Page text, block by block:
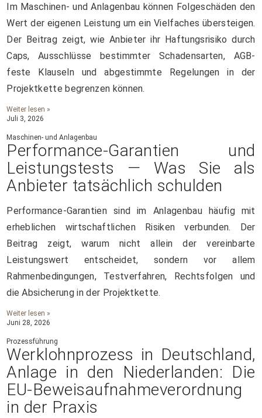
Im Maschinen- und Anlagenbau können Folgeschäden den
Wert der eigenen Leistung um ein Vielfaches übersteigen.
Der Beitrag zeigt, wie Anbieter ihr Haftungsrisiko durch
Caps, Ausschlüsse bestimmter Schadensarten, AGB-
feste Klauseln und abgestimmte Regelungen in der
Projektkette begrenzen können.
Weiter lesen »
Juli 3, 2026
Maschinen- und Anlagenbau
Performance-Garantien und
Leistungstests — Was Sie als
Anbieter tatsächlich schulden
Performance-Garantien sind im Anlagenbau häufig mit
erheblichen wirtschaftlichen Risiken verbunden. Der
Beitrag zeigt, warum nicht allein der vereinbarte
Leistungswert entscheidet, sondern vor allem
Rahmenbedingungen, Testverfahren, Rechtsfolgen und
die Absicherung in der Projektkette.
Weiter lesen »
Juni 28, 2026
Prozessführung
Werklohnprozess in Deutschland,
Anlage in den Niederlanden: Die
EU-Beweisaufnahmeverordnung
in der Praxis